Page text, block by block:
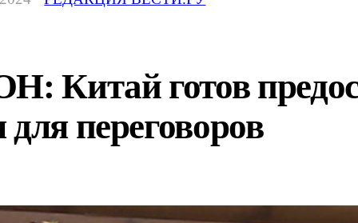
Китай готов
переговоров